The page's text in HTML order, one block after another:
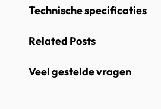
Technische specificaties
Related Posts
Veel gestelde vragen